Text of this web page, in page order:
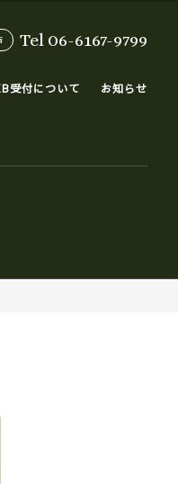
Tel 06-6167-9799
受付について お知らせ